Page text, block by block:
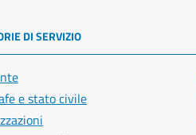
DI SERVIZIO
e stato civile